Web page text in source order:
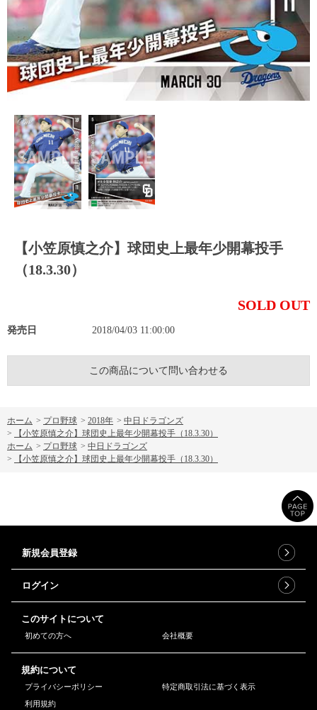
【小笠原慎之介】球団史上最年少開幕投手
（18.3.30）
SOLD OUT
発売日 2018/04/03 11:00:00
この商品について問い合わせる
ホーム > プロ野球 > 2018年 > 中日ドラゴンズ
>
【小笠原慎之介】球団史上最年少開幕投手（18.3.30）
ホーム > プロ野球 > 中日ドラゴンズ
>
【小笠原慎之介】球団史上最年少開幕投手（18.3.30）
新規会員登録
ログイン
このサイトについて
初めての方へ 会社概要
規約について
プライバシーポリシー
特定商取引法に基づく表示
利用規約